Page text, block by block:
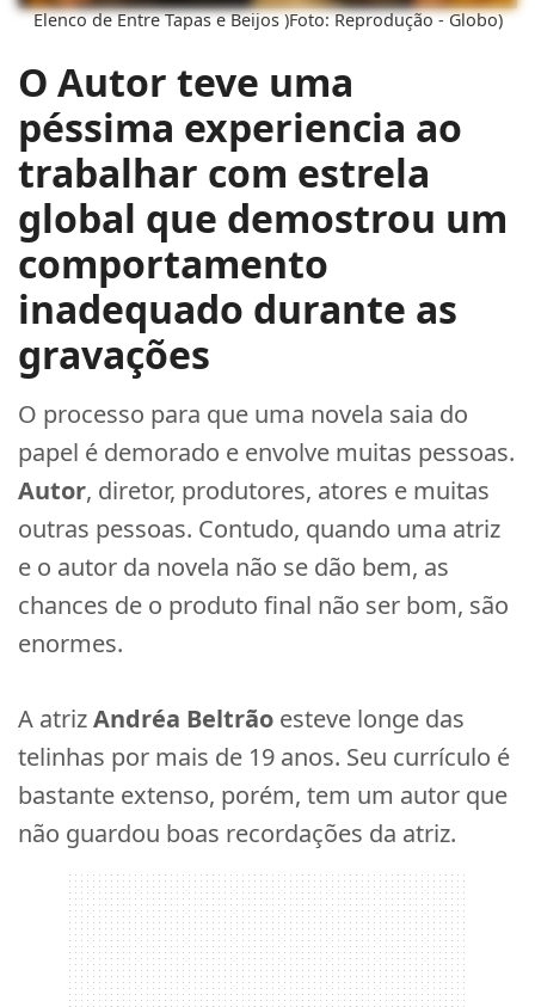
Elenco de Entre Tapas e Beijos )Foto: Reprodução - Globo)
O Autor teve uma
péssima experiencia ao
trabalhar com estrela
global que demostrou um
comportamento
inadequado durante as
gravações
O processo para que uma novela saia do
papel é demorado e envolve muitas pessoas.
Autor, diretor, produtores, atores e muitas
outras pessoas. Contudo, quando uma atriz
e o autor da novela não se dão bem, as
chances de o produto final não ser bom, são
enormes.
A atrizAndréa Beltrão esteve longe das
telinhas por mais de 19 anos. Seu currículo é
bastante extenso, porém, tem um autor que
não guardou boas recordações da atriz.